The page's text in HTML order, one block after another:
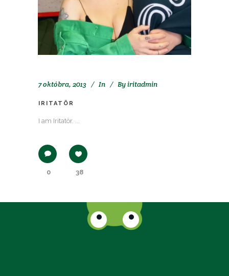
7 októbra, 2013 In Byiritadmin
IRITATÖR
I am Iritatör. ...
0 38